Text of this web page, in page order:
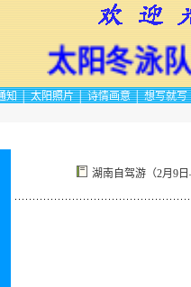
太阳冬泳队
知│太阳照片│诗情画意│想写就写
湖南自驾游（2月9